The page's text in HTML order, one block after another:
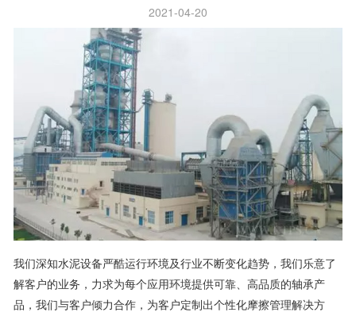
2021-04-20
我们深知水泥设备严酷运行环境及行业不断变化趋势，我们乐意了
解客户的业务，力求为每个应用环境提供可靠、高品质的轴承产
品，我们与客户倾力合作，为客户定制出个性化摩擦管理解决方